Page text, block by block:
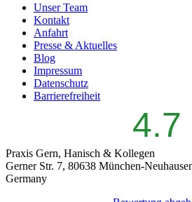
Unser Team
Kontakt
Anfahrt
Presse & Aktuelles
Blog
Impressum
Datenschutz
Barrierefreiheit
4.7
Praxis Gern, Hanisch & Kollegen
Gerner Str. 7, 80638 München-
Germany